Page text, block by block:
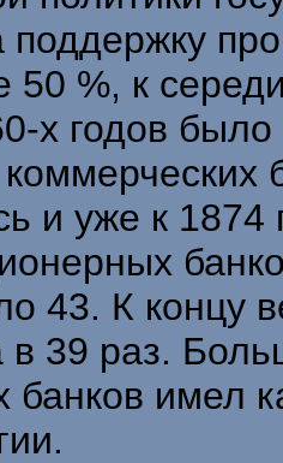
поддержку
50 %, к
х годов
и уже к 1874
43. К
в 39 раз.
банков имел